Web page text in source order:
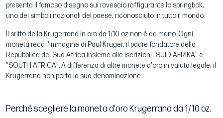
presenta il famoso disegno sul rovescio raffigurante lo springbok,
uno dei simboli nazionali del paese, riconosciuto in tutto il mondo.
Il sritto della Krugerrand in oro da 1/10 oz non è da meno. Ogni
moneta reca l'immagine di Paul Kruger, il padre fondatore della
Repubblica del Sud Africa insieme alle iscrizioni "SUID AFRIKA" e
"SOUTH AFRICA". A differenza di altre monete d'oro in valuta legale, il
Krugerrand non porta la sua denominazione.
Perché scegliere la moneta d'oro Krugerrand da 1/10 oz.